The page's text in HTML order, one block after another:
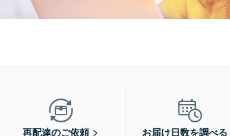
再配達のご依頼 お届け日数を調べる